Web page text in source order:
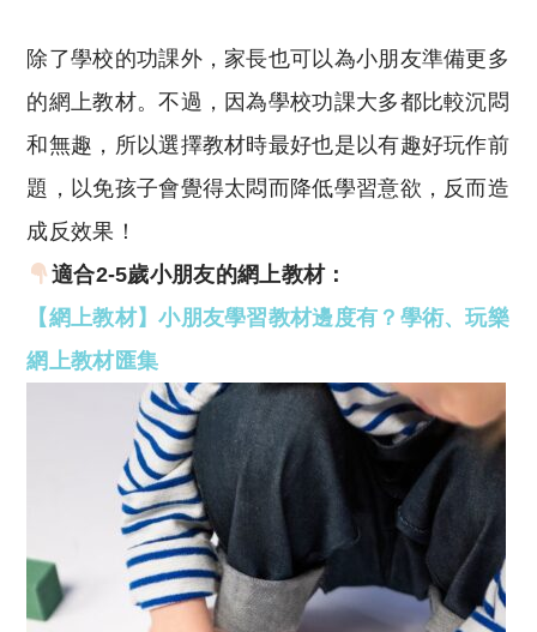
除了學校的功課外，家長也可以為小朋友準備更多
的網上教材。不過，因為學校功課大多都比較沉悶
和無趣，所以選擇教材時最好也是以有趣好玩作前
題，以免孩子會覺得太悶而降低學習意欲，反而造
成反效果！
適合2-5歲小朋友的網上教材：
【網上教材】小朋友學習教材邊度有？學術、玩樂
網上教材匯集